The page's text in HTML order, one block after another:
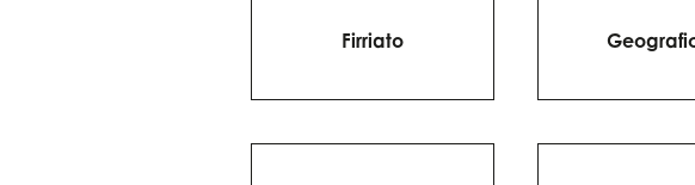
Firriato